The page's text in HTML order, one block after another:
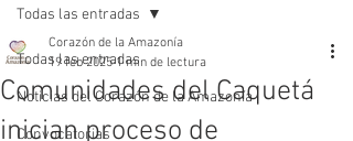
Todas las entradas
Noticias del Corazón de la Amazonía
Convocatorias
Todas las entradas
Comunidades del Caquetá
inician proceso de
Corazón de la Amazonía
19 feb 2025 1 min de lectura